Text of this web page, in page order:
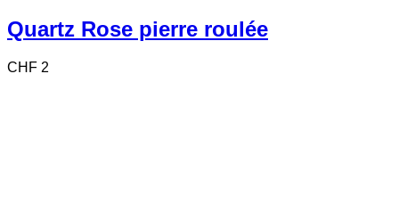
Quartz Rose pierre roulée
CHF 2